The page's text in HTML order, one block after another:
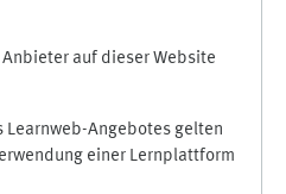
auf dieser Website
Learnweb-Angebotes gelten
einer Lernplattform